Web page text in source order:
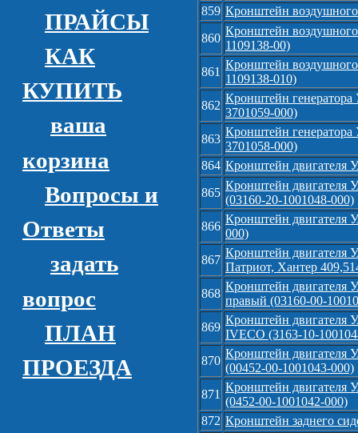
ПРАЙСЫ
КАК
КУПИТЬ
ваша
корзина
Вопросы и
Ответы
задать
вопрос
ПЛАН
ПРОЕЗДА
859 Кронштейн
860
Кронштейн
1109138-00)
861
Кронштейн
1109138-010)
862
Кронштейн
3701059-000)
863
Кронштейн
3701058-000)
864 Кронштейн двигателя
865
Кронштейн двигателя
(03160-20-1001048-000)
866
Кронштейн двигателя
000)
867
Кронштейн двигателя
Патриот, Хантер
868
Кронштейн двигателя
правый (03160-00-
869
Кронштейн двигателя
IVECO (3163-10-
870
Кронштейн двигателя
(00452-00-1001043-000)
871
Кронштейн двигателя
(0452-00-1001042-000)
872 Кронштейн заднего